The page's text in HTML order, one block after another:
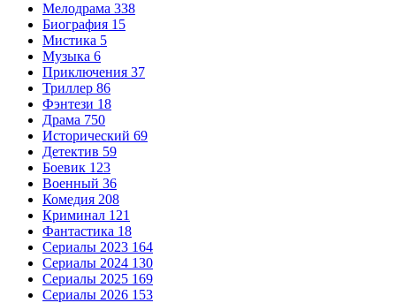
Мелодрама 338
Биография 15
Мистика 5
Музыка 6
Приключения 37
Триллер 86
Фэнтези 18
Драма 750
Исторический 69
Детектив 59
Боевик 123
Военный 36
Комедия 208
Криминал 121
Фантастика 18
Сериалы 2023 164
Сериалы 2024 130
Сериалы 2025 169
Сериалы 2026 153